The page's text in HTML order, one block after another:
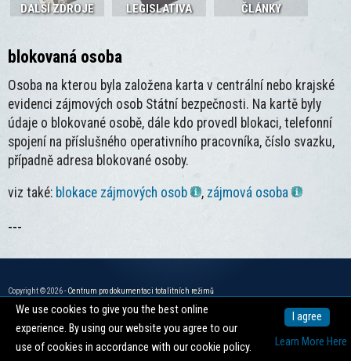
DALŠÍ ZDROJE LEGISLATIVA ČLÁNKY
blokovaná osoba
Osoba na kterou byla založena karta v centrální nebo krajské
evidenci zájmových osob Státní bezpečnosti. Na kartě byly
údaje o blokované osobě, dále kdo provedl blokaci, telefonní
spojení na příslušného operativního pracovníka, číslo svazku,
případně adresa blokované osoby.
viz také: blokace zájmových osob , zájmová osoba
---
Copyright © 2026 -Centrum pro dokumentaci totalitních režimů
nahoru ↑
We use cookies to give you the best online
experience. By using our website you agree to our
use of cookies in accordance with our cookie policy.
I agree
Learn More Here